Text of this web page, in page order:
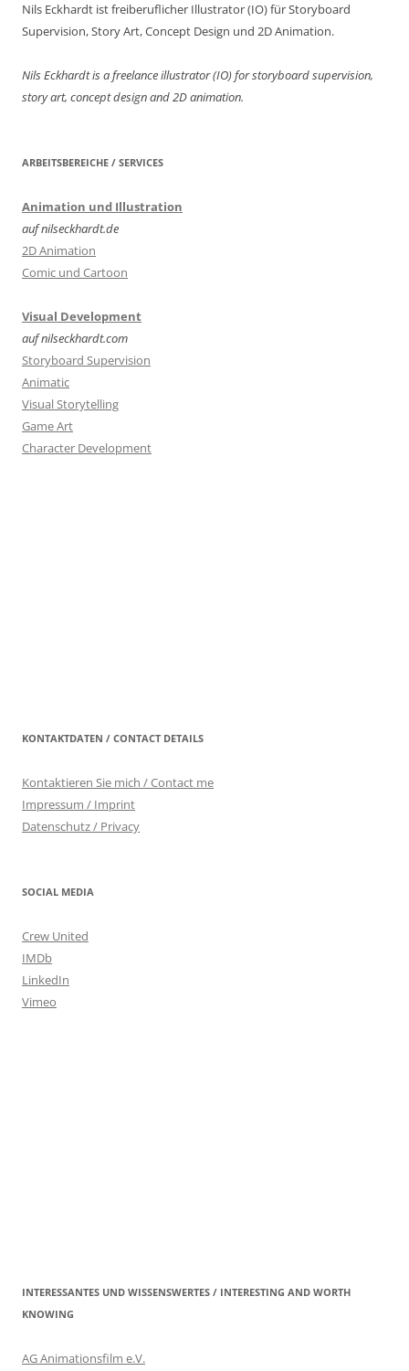
Nils Eckhardt ist freiberuflicher Illustrator (IO) für Storyboard
Supervision, Story Art, Concept Design und 2D Animation.
Nils Eckhardt is a freelance illustrator (IO) for storyboard supervision,
story art, concept design and 2D animation.
ARBEITSBEREICHE / SERVICES
Animation und Illustration
auf nilseckhardt.de
2D Animation
Comic und Cartoon
Visual Development
auf nilseckhardt.com
Storyboard Supervision
Animatic
Visual Storytelling
Game Art
Character Development
KONTAKTDATEN / CONTACT DETAILS
Kontaktieren Sie mich / Contact me
Impressum / Imprint
Datenschutz / Privacy
SOCIAL MEDIA
Crew United
IMDb
LinkedIn
Vimeo
INTERESSANTES UND WISSENSWERTES / INTERESTING AND WORTH
KNOWING
AG Animationsfilm e.V.